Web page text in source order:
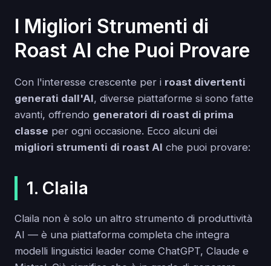
I Migliori Strumenti di
Roast AI che Puoi Provare
Con l'interesse crescente per i roast divertenti
generati dall'AI, diverse piattaforme si sono fatte
avanti, offrendo generatori di roast di prima
classe per ogni occasione. Ecco alcuni dei
migliori strumenti di roast AI che puoi provare:
1. Claila
Claila non è solo un altro strumento di produttività
AI — è una piattaforma completa che integra
modelli linguistici leader come ChatGPT, Claude e